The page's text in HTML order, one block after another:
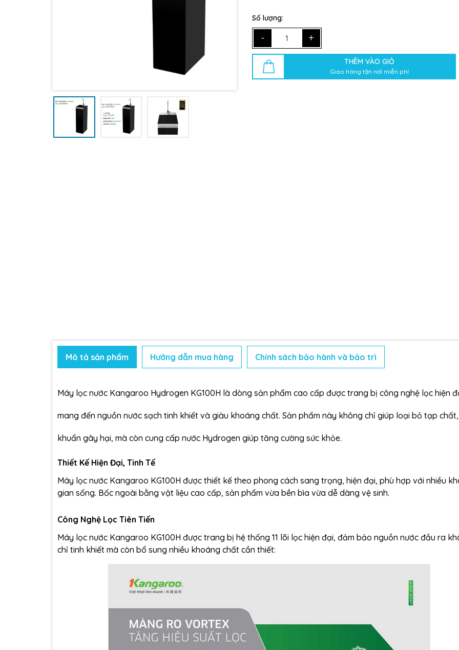
Số lượng:
- +
THÊM VÀO GIỎ
Giao hàng tận nơi miễn phí
Điều kiện:
Mô tả sản phẩm Hướng dẫn mua hàng Chính sách bảo hành và bảo trì
Máy lọc nước Kangaroo Hydrogen KG100H là dòng sản phẩm cao cấp được trang bị công nghệ lọc hiện
mang đến nguồn nước sạch tinh khiết và giàu khoáng chất. Sản phẩm này không chỉ giúp loại bỏ tạp
khuẩn gây hại, mà còn cung cấp nước Hydrogen giúp tăng cường sức khỏe.
Thiết Kế Hiện Đại, Tinh Tế
Máy lọc nước Kangaroo KG100H được thiết kế theo phong cách sang trọng, hiện đại, phù hợp với nhiều
gian sống. Bốc ngoài bằng vật liệu cao cấp, sản phẩm vừa bền bìa vừa dễ dàng vệ sinh.
Công Nghệ Lọc Tiên Tiến
Máy lọc nước Kangaroo KG100H được trang bị hệ thống 11 lõi lọc hiện đại, đảm bảo nguồn nước đầu ra
chỉ tinh khiết mà còn bổ sung nhiều khoáng chất cần thiết: